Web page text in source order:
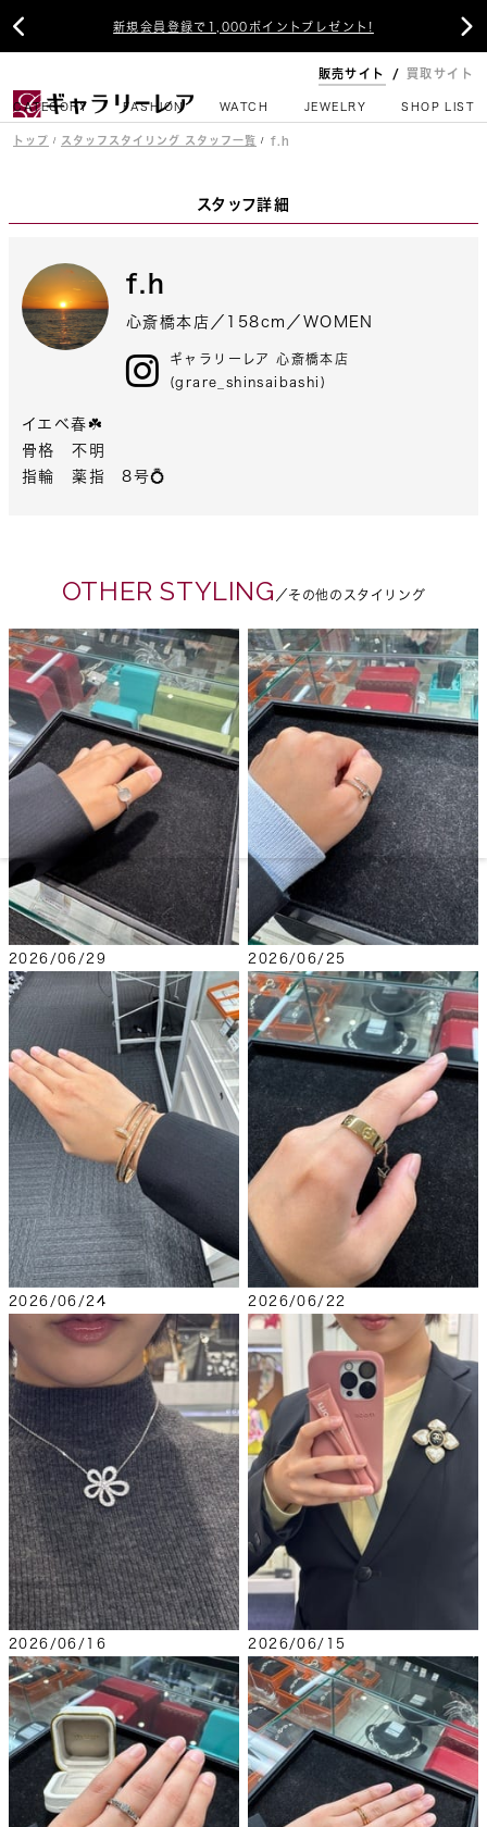
新規会員登録で1,000ポイントプレゼント!
 
販売サイト 買取サイト
CATEGORY FASHION WATCH JEWELRY SHOP LIST
トップ スタッフスタイリング スタッフ一覧 f.h
スタッフ詳細
f.h
心斎橋本店 158cm WOMEN
ギャラリーレア 心斎橋本店
grare_shinsaibashi
イエベ春☘️
骨格　不明
指輪　薬指　8号💍
OTHER STYLING ／その他のスタイリング
2026/06/29 2026/06/25
2026/06/24 2026/06/22
2026/06/16 2026/06/15